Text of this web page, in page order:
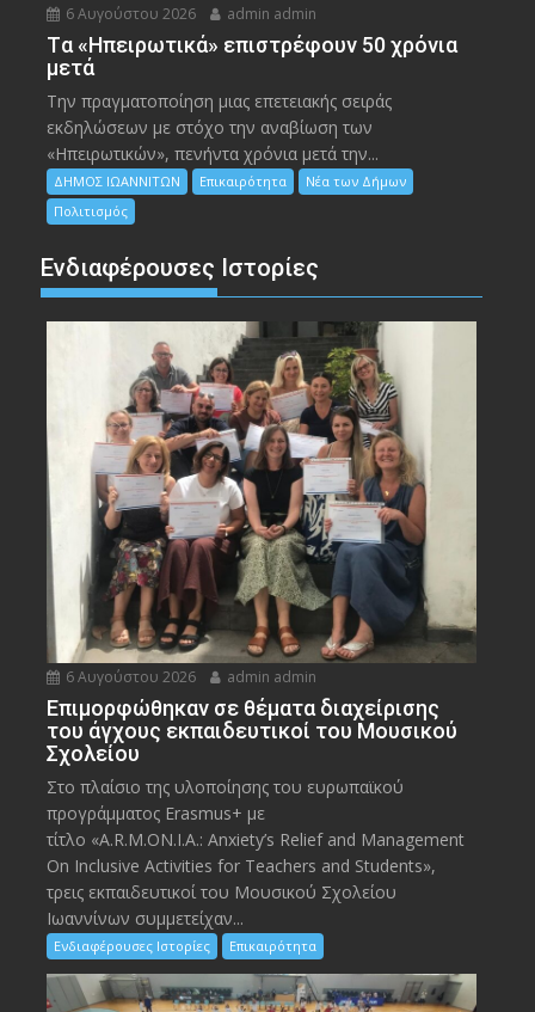
6 Αυγούστου 2026 admin admin
Tα «Ηπειρωτικά» επιστρέφουν 50 χρόνια
μετά
Την πραγματοποίηση μιας επετειακής σειράς
εκδηλώσεων με στόχο την αναβίωση των
«Ηπειρωτικών», πενήντα χρόνια μετά την...
ΔΗΜΟΣ ΙΩΑΝΝΙΤΩΝ Επικαιρότητα
Νέα των Δήμων
Πολιτισμός
Ενδιαφέρουσες Ιστορίες
6 Αυγούστου 2026 admin admin
Eπιμορφώθηκαν σε θέματα διαχείρισης
του άγχους εκπαιδευτικοί του Μουσικού
Σχολείου
Στο πλαίσιο της υλοποίησης του ευρωπαϊκού
προγράμματος Erasmus+ με
τίτλο «A.R.M.ON.I.A.: Anxiety’s Relief and Management
On Inclusive Activities for Teachers and Students»,
τρεις εκπαιδευτικοί του Μουσικού Σχολείου
Ιωαννίνων συμμετείχαν...
Ενδιαφέρουσες Ιστορίες Επικαιρότητα